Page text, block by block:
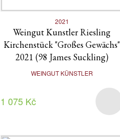
2021
Weingut Kunstler Riesling
Kirchenstück "Großes Gewächs"
2021 (98 James Suckling)
WEINGUT KÜNSTLER
1 075 Kč